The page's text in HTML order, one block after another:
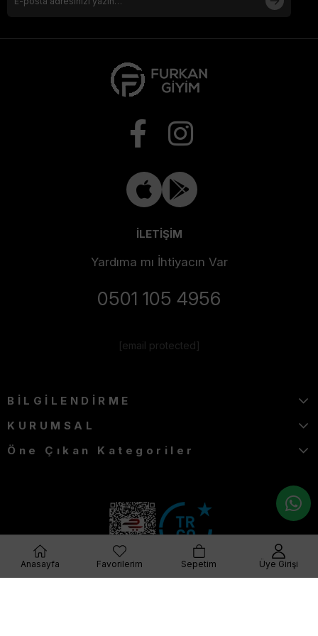
İLETİŞİM
Yardıma mı İhtiyacın Var
0501 105 4956
[email protected]
BİLGİLENDİRME
KURUMSAL
Öne Çıkan Kategoriler
© 2023 furkangiyim.com Her Hakkı Saklıdır.
Anasayfa Favorilerim Sepetim Üye Girişi